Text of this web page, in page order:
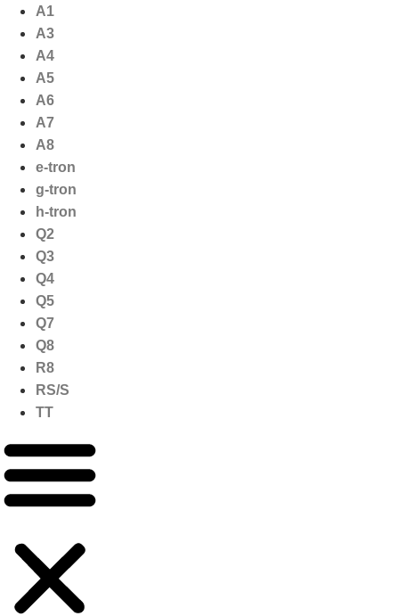
naar
inhoud
A1
A3
A4
A5
A6
A7
A8
e-tron
g-tron
h-tron
Q2
Q3
Q4
Q5
Q7
Q8
R8
RS/S
TT